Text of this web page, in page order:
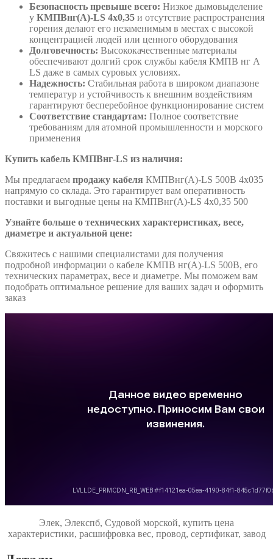
Безопасность превыше всего: Низкое дымовыделение
у КМПВнг(А)-LS 4х0,35 и отсутствие распространения
горения делают его незаменимым в местах с высокой
концентрацией людей или ценного оборудования
Долговечность: Высококачественные материалы
обеспечивают долгий срок службы кабеля КМПВ нг А
LS даже в самых суровых условиях.
Надежность: Стабильная работа в широком диапазоне
температур и устойчивость к внешним воздействиям
гарантируют бесперебойное функционирование систем
Соответствие стандартам: Полное соответствие
требованиям для атомной промышленности и морского
применения
Купить кабель КМПВнг-LS из наличия:
Мы предлагаем продажу кабеля КМПВнг(А)-LS 500В 4х035
напрямую со склада. Это гарантирует вам оперативность
поставки и выгодные цены на КМПВнг(А)-LS 4х0,35 500
Узнайте больше о технических характеристиках, весе,
диаметре и актуальной цене:
Свяжитесь с нашими специалистами для получения
подробной информации о кабеле КМПВ нг(А)-LS 500В, его
технических параметрах, весе и диаметре. Мы поможем вам
подобрать оптимальное решение для ваших задач и оформить
заказ
Элек, Элекспб, Судовой морской, купить цена
характеристики, расшифровка вес, провод, сертификат, завод